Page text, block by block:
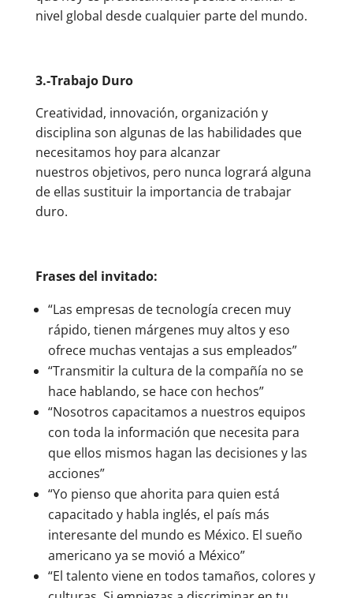
nivel global desde cualquier parte del mundo.
3.-Trabajo Duro
Creatividad, innovación, organización y
disciplina son algunas de las habilidades que
necesitamos hoy para alcanzar
nuestros objetivos, pero nunca logrará alguna
de ellas sustituir la importancia de trabajar
duro.
Frases del invitado:
“Las empresas de tecnología crecen muy
rápido, tienen márgenes muy altos y eso
ofrece muchas ventajas a sus empleados”
“Transmitir la cultura de la compañía no se
hace hablando, se hace con hechos”
“Nosotros capacitamos a nuestros equipos
con toda la información que necesita para
que ellos mismos hagan las decisiones y las
acciones”
“Yo pienso que ahorita para quien está
capacitado y habla inglés, el país más
interesante del mundo es México. El sueño
americano ya se movió a México”
“El talento viene en todos tamaños, colores y